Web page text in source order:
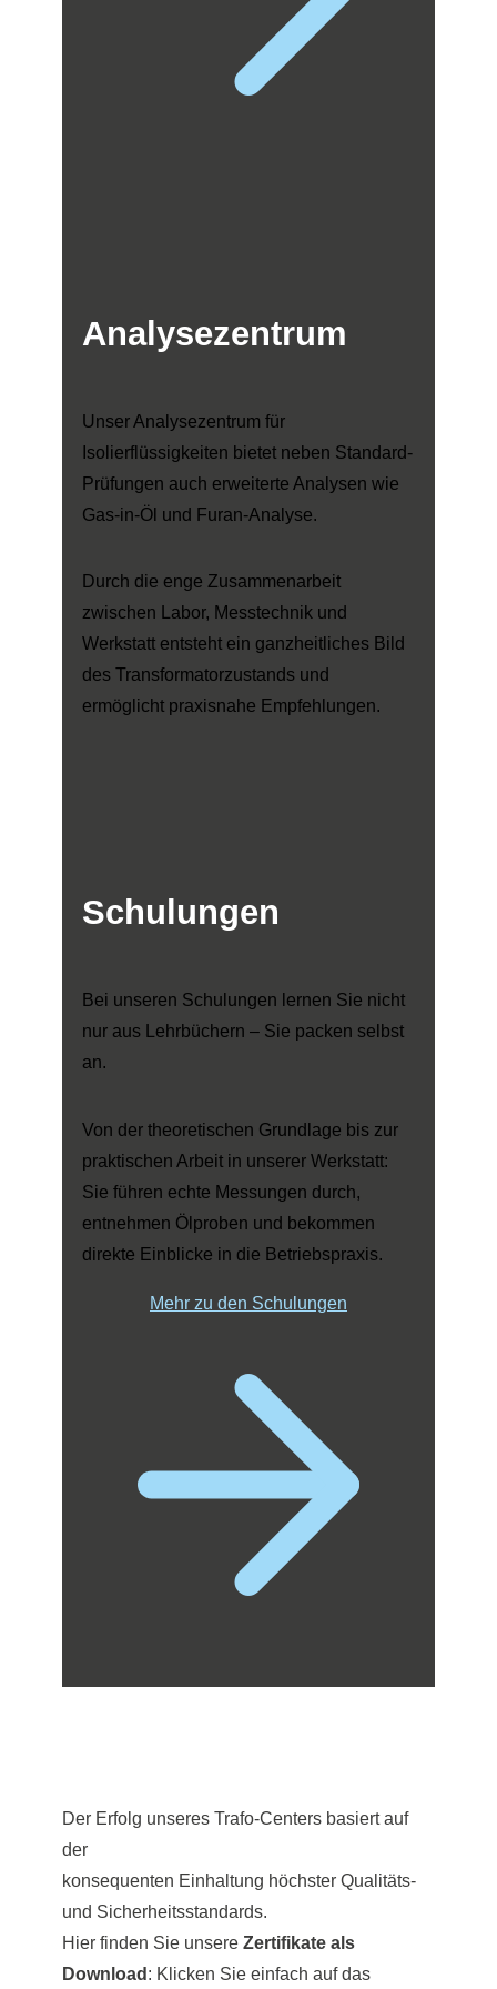
Analysezentrum
Unser Analysezentrum für
Isolierflüssigkeiten bietet neben Standard-
Prüfungen auch erweiterte Analysen wie
Gas-in-Öl und Furan-Analyse.
Durch die enge Zusammenarbeit
zwischen Labor, Messtechnik und
Werkstatt entsteht ein ganzheitliches Bild
des Transformatorzustands und
ermöglicht praxisnahe Empfehlungen.
Schulungen
Bei unseren Schulungen lernen Sie nicht
nur aus Lehrbüchern – Sie packen selbst
an.
Von der theoretischen Grundlage bis zur
praktischen Arbeit in unserer Werkstatt:
Sie führen echte Messungen durch,
entnehmen Ölproben und bekommen
direkte Einblicke in die Betriebspraxis.
Mehr zu den Schulungen
Der Erfolg unseres Trafo-Centers basiert auf
der
konsequenten Einhaltung höchster Qualitäts-
und Sicherheitsstandards.
Hier finden Sie unsere Zertifikate als
Download: Klicken Sie einfach auf das